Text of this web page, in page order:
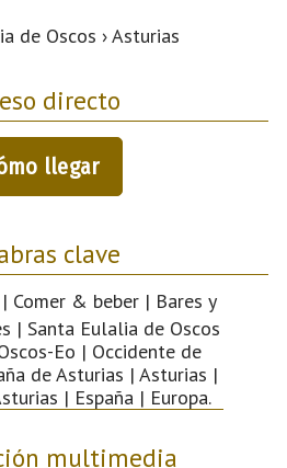
de Oscos › Asturias
directo
llegar
clave
| Comer & beber | Bares y
| Santa Eulalia de Oscos
Eo | Occidente de
de Asturias | Asturias |
| España | Europa.
multimedia